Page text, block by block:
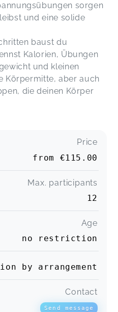
sorgen
und eine solide
baust du
Kalorien, Übungen
und kleinen
Körpermitte, aber auch
die deinen Körper
Price
from €115.00
Max. participants
12
Age
no restriction
by arrangement
Contact
Send message